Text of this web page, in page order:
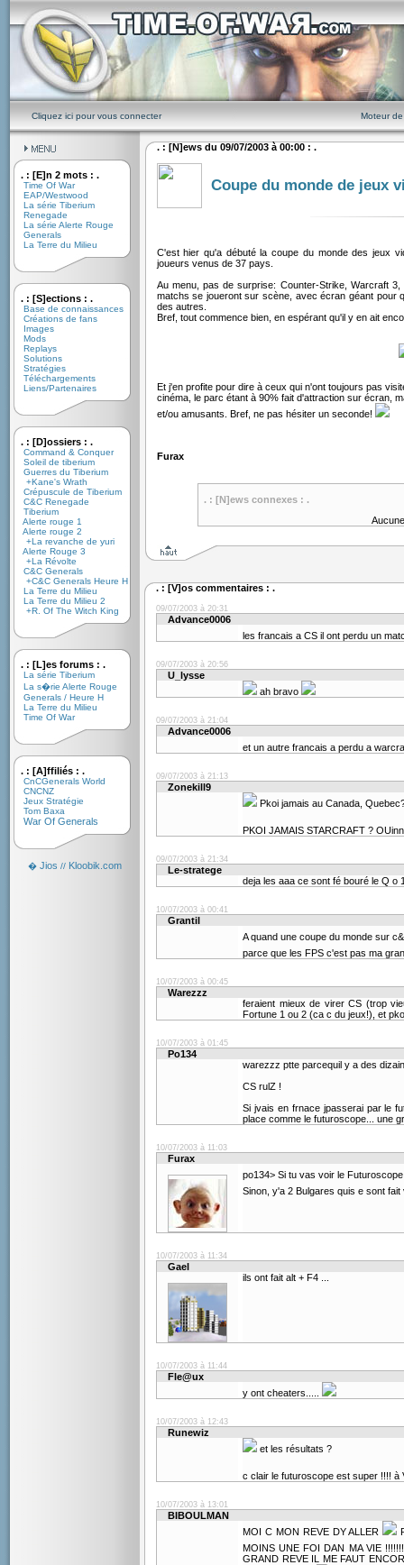
Cliquez ici pour vous connecter Moteur
. : [E]n 2 mots : .
Time Of War
EAP/Westwood
La série Tiberium
Renegade
La série Alerte Rouge
Generals
La Terre du Milieu
. : [S]ections : .
Base de connaissances
Créations de fans
Images
Mods
Replays
Solutions
Stratégies
Téléchargements
Liens/Partenaires
. : [D]ossiers : .
Command & Conquer
Soleil de tiberium
Guerres du Tiberium
+Kane's Wrath
Crépuscule de Tiberium
C&C Renegade
Tiberium
Alerte rouge 1
Alerte rouge 2
+La revanche de yuri
Alerte Rouge 3
+La Révolte
C&C Generals
+C&C Generals Heure H
La Terre du Milieu
La Terre du Milieu 2
+R. Of The Witch King
. : [L]es forums : .
La série Tiberium
La s�rie Alerte Rouge
Generals / Heure H
La Terre du Milieu
Time Of War
. : [A]ffiliés : .
CnCGenerals World
CNCNZ
Jeux Stratégie
Tom Baxa
War Of Generals
� Jios // Kloobik.com
. : [N]ews du 09/07/2003 à 00:00 : .
Coupe du monde de jeux
C'est hier qu'a débuté la coupe du monde des jeux
joueurs venus de 37 pays.
Au menu, pas de surprise: Counter-Strike, Warcraft
matchs se joueront sur scène, avec écran géant pour
des autres.
Bref, tout commence bien, en espérant qu'il y en ait
Et j'en profite pour dire à ceux qui n'ont toujours pas
cinéma, le parc étant à 90% fait d'attraction sur écran,
et/ou amusants. Bref, ne pas hésiter un seconde!
Furax
. : [N]ews connexes : .
. : [V]os commentaires : .
09/07/2003 à 20:31
Advance0006
les francais a CS il ont perdu un
09/07/2003 à 20:56
U_lysse
ah bravo
09/07/2003 à 21:04
Advance0006
et un autre francais a perdu a
09/07/2003 à 21:13
Zonekill9
Pkoi jamais au Canada,
PKOI JAMAIS STARCRAFT ?
09/07/2003 à 21:34
Le-stratege
deja les aaa ce sont fé bouré le Q o
10/07/2003 à 00:41
Grantil
A quand une coupe du monde sur
parce que les FPS c'est pas ma
10/07/2003 à 00:45
Warezzz
feraient mieux de virer CS (trop
Fortune 1 ou 2 (ca c du jeux!), et
10/07/2003 à 01:45
Po134
warezzz ptte parcequil y a des
CS rulZ !
Si jvais en frnace jpasserai par le
place comme le futuroscope... une
10/07/2003 à 11:03
Furax
po134> Si tu vas voir le
Sinon, y'a 2 Bulgares quis e sont
10/07/2003 à 11:34
Gael
ils ont fait alt + F4 ...
10/07/2003 à 11:44
Fle@ux
y ont cheaters.....
10/07/2003 à 12:43
Runewiz
et les résultats ?
c clair le futuroscope est super !!!! à
10/07/2003 à 13:01
BIBOULMAN
MOI C MON REVE DY ALLER
MOINS UNE FOI DAN MA VIE
GRAND REVE IL ME FAUT